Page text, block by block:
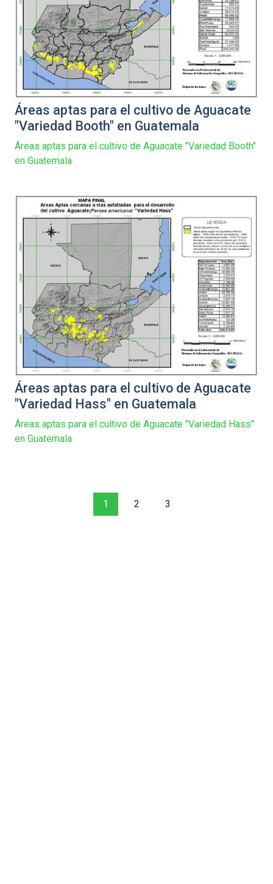
Áreas aptas para el cultivo de Aguacate
"Variedad Booth" en Guatemala
Áreas aptas para el cultivo de Aguacate "Variedad Booth"
en Guatemala
Áreas aptas para el cultivo de Aguacate
"Variedad Hass" en Guatemala
Áreas aptas para el cultivo de Aguacate "Variedad Hass"
en Guatemala
1 2 3